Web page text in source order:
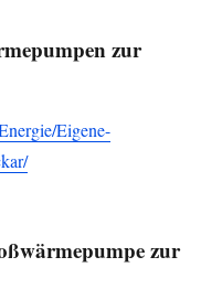
zur
Eigene-
zur